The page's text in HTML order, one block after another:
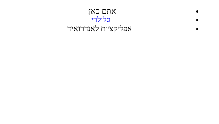
אתם כאן:
סלולרי
אפליקציות לאנדרואיד